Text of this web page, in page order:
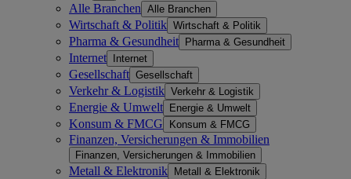
Alle Branchen Alle Branchen
Wirtschaft & Politik Wirtschaft & Politik
Pharma & Gesundheit Pharma & Gesundheit
Internet Internet
Gesellschaft Gesellschaft
Verkehr & Logistik Verkehr & Logistik
Energie & Umwelt Energie & Umwelt
Konsum & FMCG Konsum & FMCG
Finanzen, Versicherungen & Immobilien
Finanzen, Versicherungen & Immobilien
Metall & Elektronik Metall & Elektronik